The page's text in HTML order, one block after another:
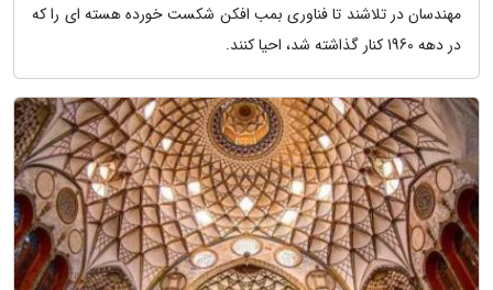
مهندسان در تلاشند تا فناوری بمب افکن شکست خورده هسته ای را که
در دهه 1960 کنار گذاشته شد، احیا کنند.